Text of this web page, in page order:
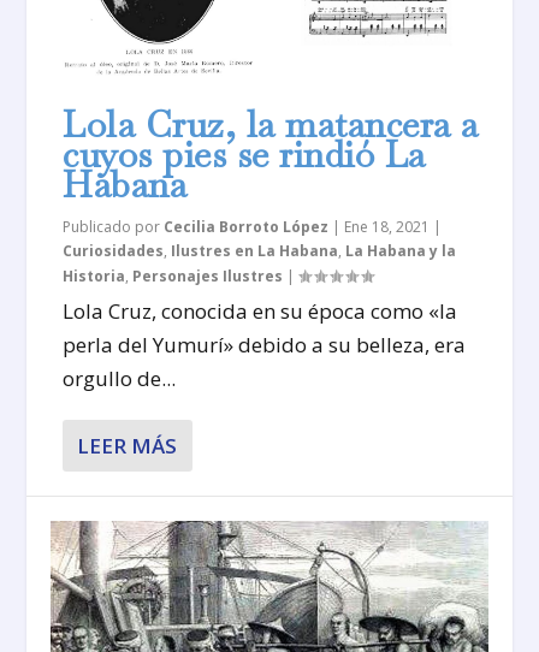
Lola Cruz, la matancera a
cuyos pies se rindió La
Habana
Publicado por Cecilia Borroto López | Ene 18, 2021 |
Curiosidades, Ilustres en La Habana, La Habana y la
Historia, Personajes Ilustres |
Lola Cruz, conocida en su época como «la
perla del Yumurí» debido a su belleza, era
orgullo de...
LEER MÁS